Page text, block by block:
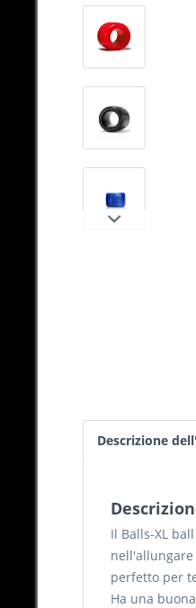
Descrizione
Il Balls-XL
perfetto per
Ha una